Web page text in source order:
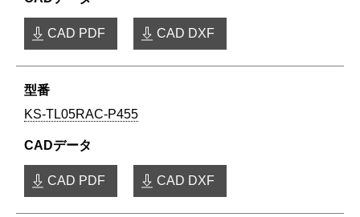
CAD PDF CAD DXF
KS-TL05RAC-P455
CAD PDF CAD DXF